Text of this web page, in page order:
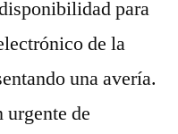
para
de la
una avería.
de